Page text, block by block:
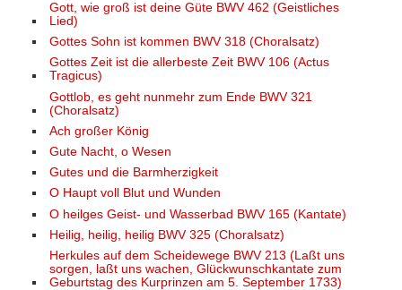
Gott, wie groß ist deine Güte BWV 462 (Geistliches
Lied)
Gottes Sohn ist kommen BWV 318 (Choralsatz)
Gottes Zeit ist die allerbeste Zeit BWV 106 (Actus
Tragicus)
Gottlob, es geht nunmehr zum Ende BWV 321
(Choralsatz)
Ach großer König
Gute Nacht, o Wesen
Gutes und die Barmherzigkeit
O Haupt voll Blut und Wunden
O heilges Geist- und Wasserbad BWV 165 (Kantate)
Heilig, heilig, heilig BWV 325 (Choralsatz)
Herkules auf dem Scheidewege BWV 213 (Laßt uns
sorgen, laßt uns wachen, Glückwunschkantate zum
Geburtstag des Kurprinzen am 5. September 1733)